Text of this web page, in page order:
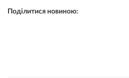
Поділитися новиною: